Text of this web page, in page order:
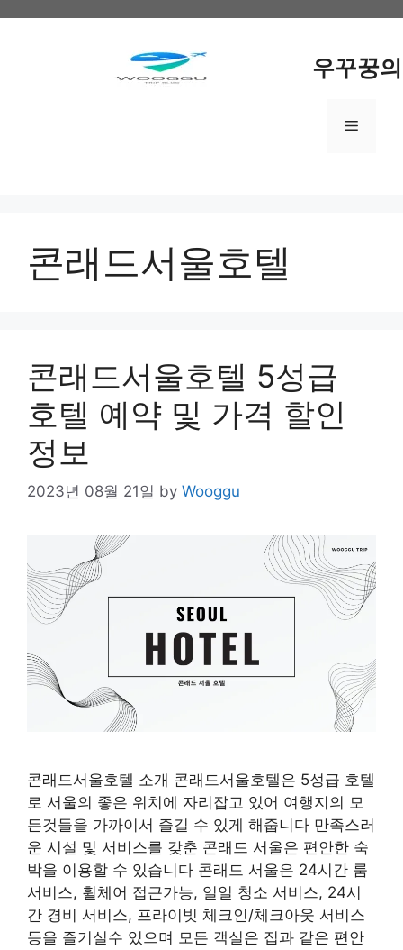
우꾸꿍
Menu
콘래드서울호텔
콘래드서울호텔 5성급
호텔 예약 및 가격 할인
정보
2023년 08월 21일 by Wooggu
콘래드서울호텔 소개 콘래드서울호텔은 5성급 호텔
로 서울의 좋은 위치에 자리잡고 있어 여행지의 모
든것들을 가까이서 즐길 수 있게 해줍니다 만족스러
운 시설 및 서비스를 갖춘 콘래드 서울은 편안한 숙
박을 이용할 수 있습니다 콘래드 서울은 24시간 룸
서비스, 휠체어 접근가능, 일일 청소 서비스, 24시
간 경비 서비스, 프라이빗 체크인/체크아웃 서비스
등을 즐기실수 있으며 모든 객실은 집과 같은 편안